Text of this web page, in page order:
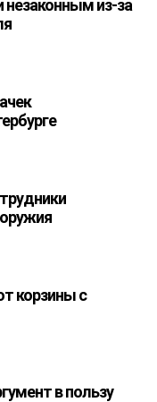
незаконным из-за
корзины с
в пользу